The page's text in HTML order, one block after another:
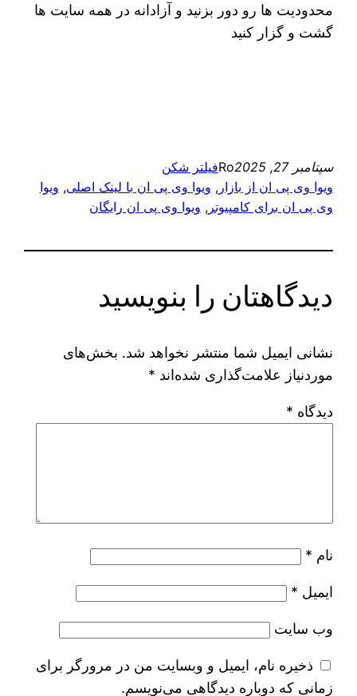
محدودیت ها رو دور بزنید و آزادانه در همه سایت ها
گشت و گزار کنید
سپتامبر 27, 2025 Roفیلتر شکن
ویوا وی پی ان از بازار, ویوا وی پی ان با لینک اصلی, ویوا
وی پی ان برای کامپیوتر, ویوا وی پی ان رایگان
دیدگاهتان را بنویسید
نشانی ایمیل شما منتشر نخواهد شد. بخش‌های
موردنیاز علامت‌گذاری شده‌اند *
دیدگاه *
نام *
ایمیل *
وب‌ سایت
ذخیره نام، ایمیل و وبسایت من در مرورگر برای
زمانی که دوباره دیدگاهی می‌نویسم.